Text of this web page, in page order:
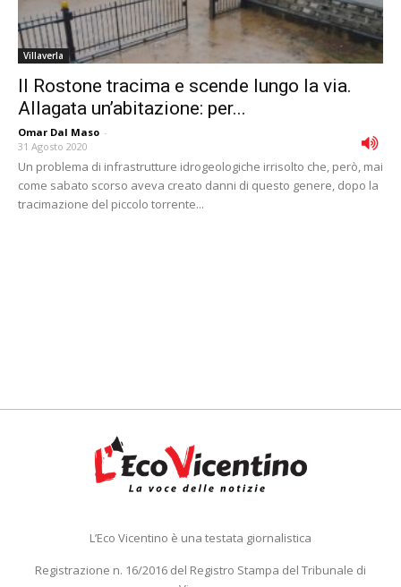
Villaverla
Il Rostone tracima e scende lungo la via.
Allagata un’abitazione: per...
Omar Dal Maso -
31 Agosto 2020
Un problema di infrastrutture idrogeologiche irrisolto che, però, mai
come sabato scorso aveva creato danni di questo genere, dopo la
tracimazione del piccolo torrente...
L’Eco Vicentino è una testata giornalistica
Registrazione n. 16/2016 del Registro Stampa del Tribunale di